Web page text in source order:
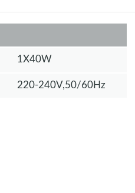
1X40W
220-240V,50/60Hz